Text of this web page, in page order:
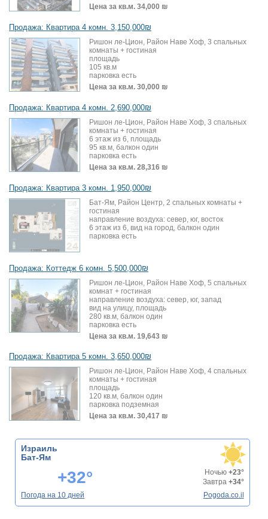
Цена за кв.м. 34,000 ₪
Продажа: Квартира 4 комн. 3,150,000₪
Ришон ле-Цион, Район Наве Хоф, 3 спальных
комнаты + гостиная
площадь
105 кв.м
парковка есть
Цена за кв.м. 30,000 ₪
Продажа: Квартира 4 комн. 2,690,000₪
Ришон ле-Цион, Район Наве Хоф, 3 спальных
комнаты + гостиная
6 этаж из 6, площадь
95 кв.м, балкон один
парковка есть
Цена за кв.м. 28,316 ₪
Продажа: Квартира 3 комн. 1,950,000₪
Бат-Ям, Район Центр, 2 спальных комнаты +
гостиная
направление воздуха: север, юг, восток
6 этаж из 6, вид на город, балкон один
парковка есть
Продажа: Коттедж 6 комн. 5,500,000₪
Ришон ле-Цион, Район Наве Хоф, 5 спальных
комнат + гостиная
направление воздуха: север, юг, запад
вид на улицу, площадь
280 кв.м, балкон один
парковка есть
Цена за кв.м. 19,643 ₪
Продажа: Квартира 5 комн. 3,650,000₪
Ришон ле-Цион, Район Наве Хоф, 4 спальных
комнаты + гостиная
площадь
120 кв.м, балкон один
парковка подземная
Цена за кв.м. 30,417 ₪
Израиль
Бат-Ям
+32° Ночью +23°
Завтра +34°
Погода на 10 дней
Pogoda.co.il